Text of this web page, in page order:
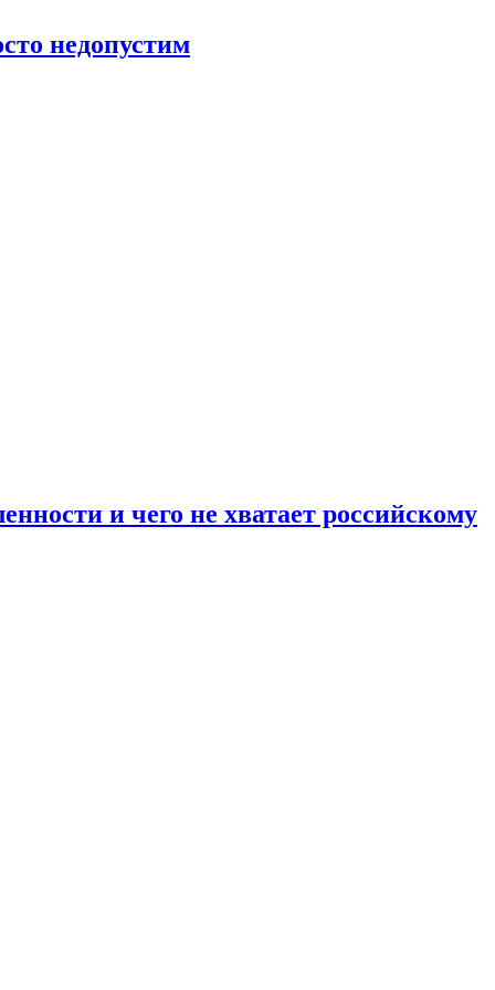
недопустим
и чего не хватает российскому